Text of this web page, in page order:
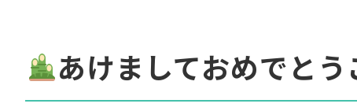
あけましておめでと